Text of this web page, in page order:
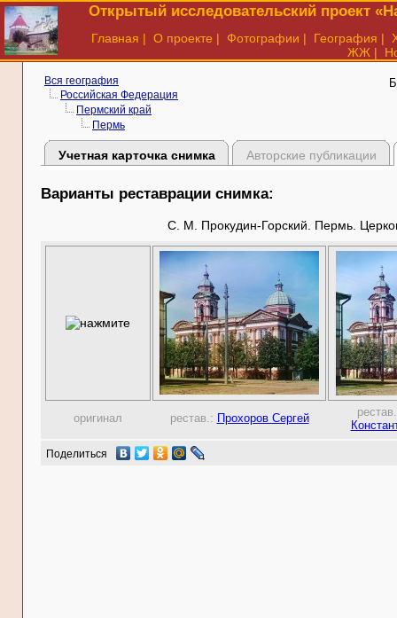
Открытый исследовательский проект
Главная | О проекте | Фотографии | География |
ЖЖ |
Вся география
Российская Федерация
Пермский край
Пермь
Учетная карточка снимка Авторские публикации
Варианты реставрации снимка:
С. М. Прокудин-Горский. Пермь.
оригинал рестав.: Прохоров Сергей
Поделиться